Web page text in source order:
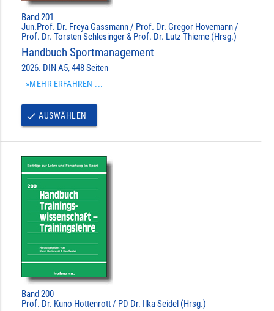
Band 201
Jun.Prof. Dr. Freya Gassmann / Prof. Dr. Gregor Hovemann /
Prof. Dr. Torsten Schlesinger & Prof. Dr. Lutz Thieme (Hrsg.)
Handbuch Sportmanagement
2026. DIN A5, 448 Seiten
»MEHR ERFAHREN ...
done AUSWÄHLEN
Band 200
Prof. Dr. Kuno Hottenrott / PD Dr. Ilka Seidel (Hrsg.)